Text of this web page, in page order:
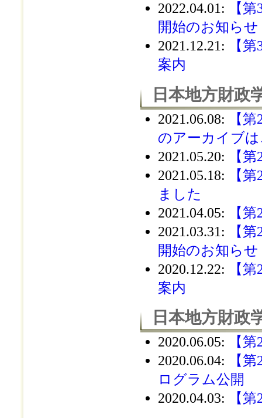
2022.04.01 :
【
開始のお知らせ
2021.12.21 :
【
案内
日本地方財政
2021.06.08:
【
のアーカイブ
2021.05.20:
【
2021.05.18:
【
ました
2021.04.05:
【
2021.03.31 :
【
開始のお知らせ
2020.12.22:
【
案内
日本地方財政
2020.06.05:
【
2020.06.04:
【
ログラム公開
2020.04.03: 【